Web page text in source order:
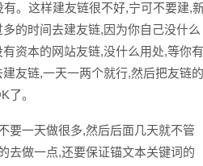
。这样建友链很不好,宁可不要建,
的时间去建友链,因为你自己没什么
资本的网站友链,没什么用处,等你有
友链,一天一两个就行,然后把友链的
了。
一天做很多,然后后面几天就不管
去做一点,还要保证锚文本关键词的